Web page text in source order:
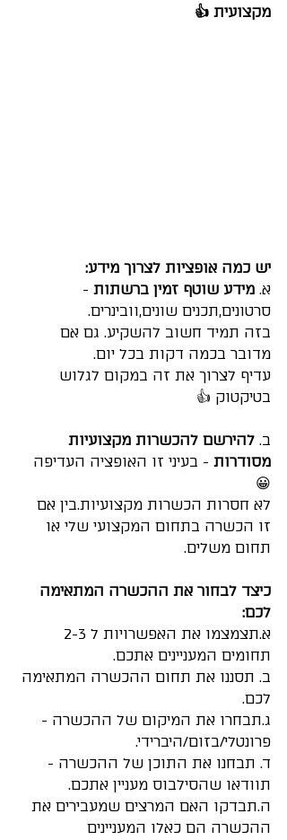
מקצועית 👍
יש כמה אופציות לצרוך מידע:
א. מידע שוטף זמין ברשתות -
סרטונים,תכנים שונים,וובינרים.
בזה תמיד חשוב להשקיע. גם אם
מדובר בכמה דקות בכל יום.
עדיף לצרוך את זה במקום לגלוש
בטיקטוק 👍
ב. להירשם להכשרות מקצועיות
מסודרות - בעיני זו האופציה העדיפה
😀
לא חסרות הכשרות מקצועיות.בין אם
זו הכשרה בתחום המקצועי שלי או
תחום משלים.
כיצד לבחור את ההכשרה המתאימה
לכם:
תחומים המעניינים אתכם.
ב. תסננו את תחום ההכשרה המתאימה
לכם.
ג.תבחרו את המיקום של ההכשרה -
פרונטלי/בזום/היברידי.
ד. תבחנו את התוכן של ההכשרה -
תוודאו שהסילבוס מעניין אתכם.
ה.תבדקו האם המרצים שמעבירים את
ההכשרה הם כאלו המעניינים
חגי לביא
Tap to chat